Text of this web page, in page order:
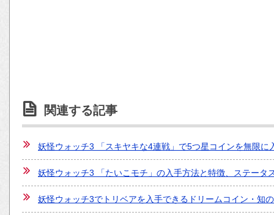
関連する記事
妖怪ウォッチ3 「スキヤキな4連戦」で5つ星コインを無限に
妖怪ウォッチ3 「たいこモチ」の入手方法と特徴、ステータ
妖怪ウォッチ3でトリベアを入手できるドリームコイン・知